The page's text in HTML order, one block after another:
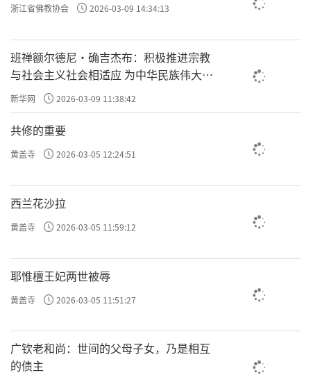
浙江省佛教协会 2026-03-09 14:34:13
班禅额尔德尼·确吉杰布：积极推进宗教
与社会主义社会相适应 为中华民族伟大复
兴贡献力量
新华网 2026-03-09 11:38:42
共修的重要
黄盖寺 2026-03-05 12:24:51
西兰花沙拉
黄盖寺 2026-03-05 11:59:12
耶惟檀王妃两世被辱
黄盖寺 2026-03-05 11:51:27
广钦老和尚：世间的父母子女，乃是相互
的债主